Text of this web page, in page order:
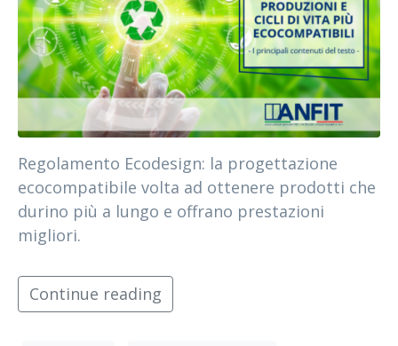
Regolamento Ecodesign: la progettazione
ecocompatibile volta ad ottenere prodotti che
durino più a lungo e offrano prestazioni
migliori.
Continue reading